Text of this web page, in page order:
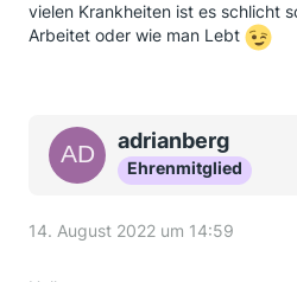
vielen Krankheiten ist es schlicht
Arbeitet oder wie man Lebt
adrianberg
Ehrenmitglied
14. August 2022 um 14:59